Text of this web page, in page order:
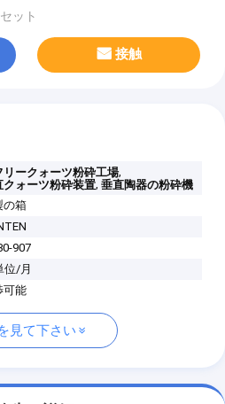
ット
接触
リークォーツ粉砕工場,
クォーツ粉砕装置,垂直陶器の粉砕機
の箱
907
位/月
可能
見て下さい